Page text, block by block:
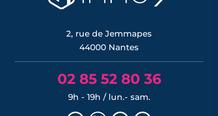
2, rue de Jemmapes
44000 Nantes
02 85 52 80 36
9h - 19h / lun.- sam.